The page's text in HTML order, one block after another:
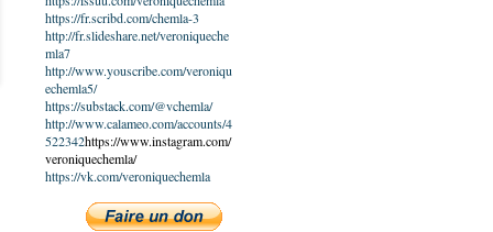
https://fr.scribd.com/chemla-3
http://fr.slideshare.net/veroniqueche
mla7
http://www.youscribe.com/veroniqu
echemla5/
https://substack.com/@vchemla/
http://www.calameo.com/accounts/4
522342https://www.instagram.com/
veroniquechemla/
https://vk.com/veroniquechemla